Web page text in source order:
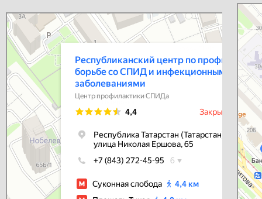
Республиканский центр по профилактике и борьбе со СПИД и
инфекционными заболеваниями
Центр профилактики СПИДа в Казани
СПИД-
Центр